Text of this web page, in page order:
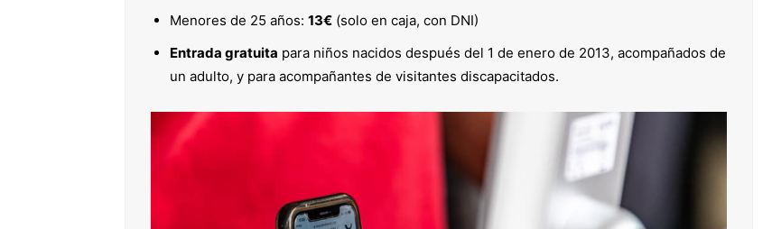
Menores de 25 años: 13€ (solo en caja, con DNI)
Entrada gratuita para niños nacidos después del 1 de enero de 2013, acompañados de
un adulto, y para acompañantes de visitantes discapacitados.